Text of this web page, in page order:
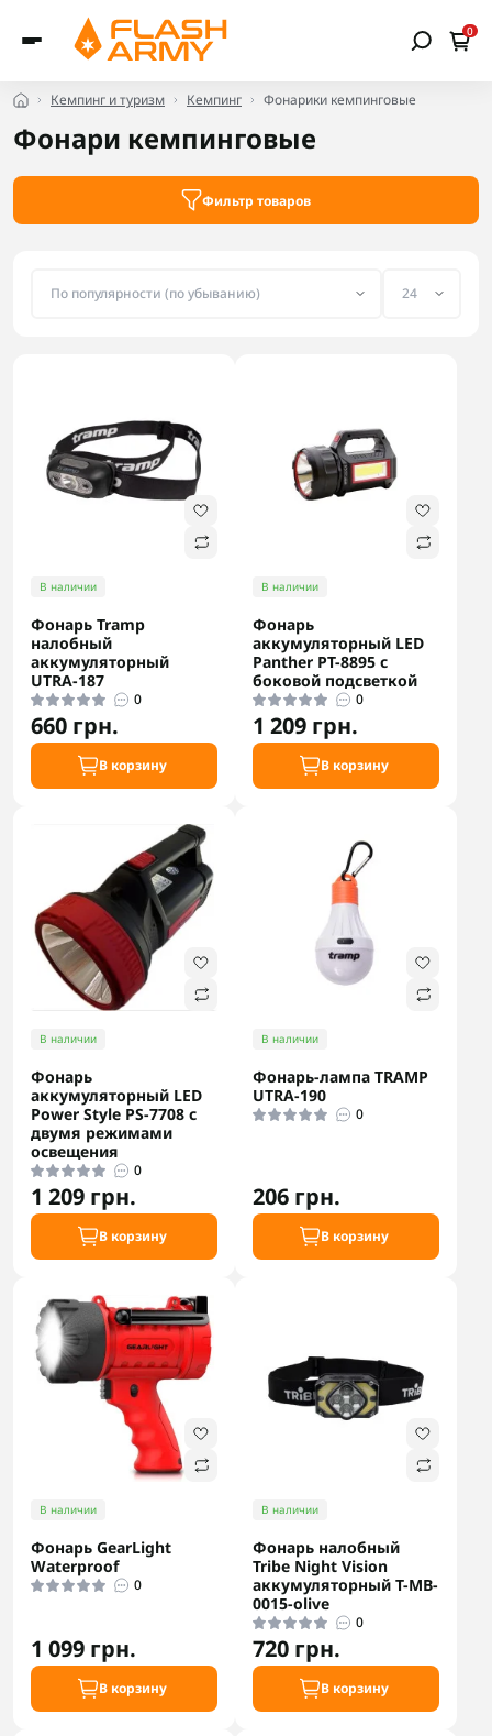
0
Кемпинг и туризм Кемпинг Фонарики кемпинговые
Фонари кемпинговые
Фильтр товаров
В наличии
Фонарь Tramp
налобный
аккумуляторный
UTRA-187
0
660 грн.
В корзину
В наличии
Фонарь
аккумуляторный LED
Panther PT-8895 с
боковой подсветкой
0
1 209 грн.
В корзину
В наличии
Фонарь
аккумуляторный LED
Power Style PS-7708 с
двумя режимами
освещения
0
1 209 грн.
В корзину
В наличии
Фонарь-лампа TRAMP
UTRA-190
0
206 грн.
В корзину
В наличии
Фонарь GearLight
Waterproof
0
1 099 грн.
В корзину
В наличии
Фонарь налобный
Tribe Night Vision
аккумуляторный T-MB-
0015-olive
0
720 грн.
В корзину